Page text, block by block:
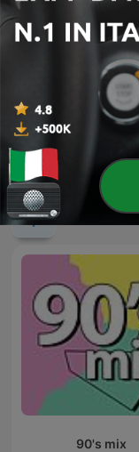
Sitar Meditation
Podcast
90's mix